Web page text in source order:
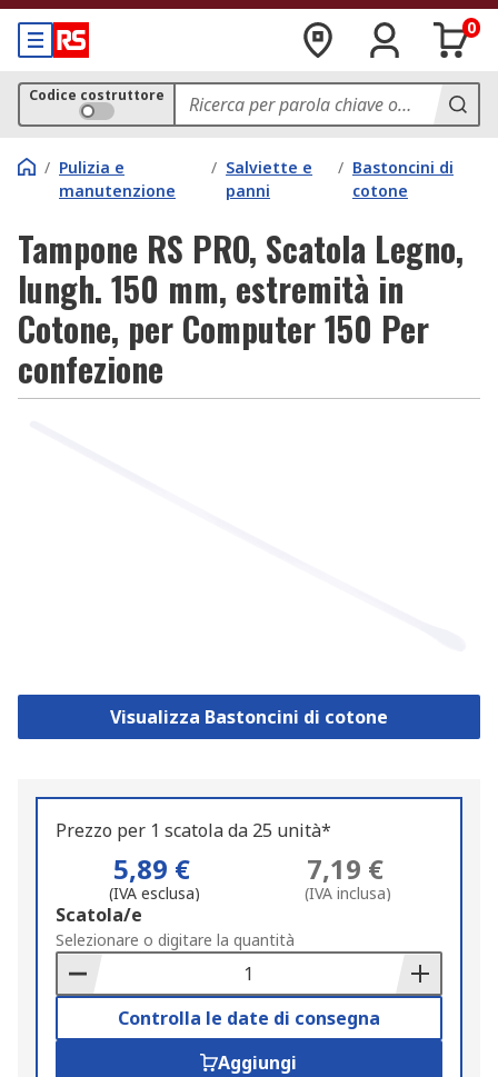
0
Codice costruttore
/ Pulizia e
manutenzione
/ Salviette e
panni
/ Bastoncini di
cotone
Tampone RS PRO, Scatola Legno,
lungh. 150 mm, estremità in
Cotone, per Computer 150 Per
confezione
Visualizza Bastoncini di cotone
Prezzo per 1 scatola da 25 unità*
5,89 €
(IVA esclusa)
7,19 €
(IVA inclusa)
Add
to
Basket
Scatola/e
Selezionare o digitare la quantità
Controlla le date di consegna
Aggiungi